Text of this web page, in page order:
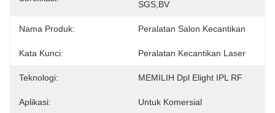
SGS,BV
Nama Produk: Peralatan Salon Kecantikan
Kata Kunci: Peralatan Kecantikan Laser
Teknologi: MEMILIH Dpl Elight IPL RF
Aplikasi: Untuk Komersial